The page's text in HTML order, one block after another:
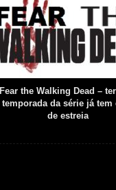
Fear the Walking Dead –
temporada da série já tem
de estreia